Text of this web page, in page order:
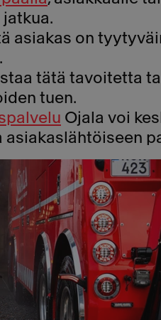
asiakas on
tätä tavoitetta
tuen.
Ojala voi
asiakaslähtöiseen